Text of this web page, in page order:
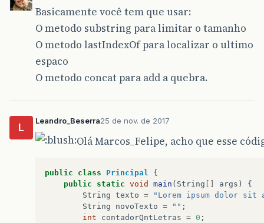
Basicamente você tem que usar:
O metodo substring para limitar o tamanho
O metodo lastIndexOf para localizar o ultimo
espaco
O metodo concat para add a quebra.
L
Leandro_Beserra25 de nov. de 2017
Olá Marcos_Felipe, acho que esse
public class Principal
{
public
static void main ( String args )
{
String texto =
"Lorem ipsum dolor
String
novoTexto = "" ;
int
contadorQntLetras = 0 ;